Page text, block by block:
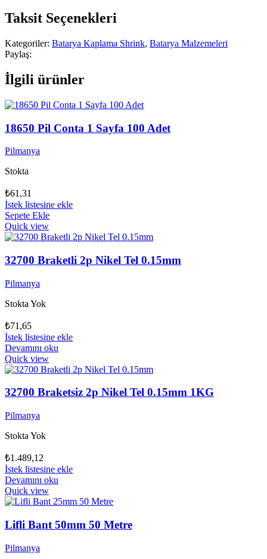
Taksit Seçenekleri
Kategoriler: Batarya Kaplama Shrink, Batarya Malzemeleri
Paylaş:
İlgili ürünler
18650 Pil Conta 1 Sayfa 100 Adet
Pilmanya
Stokta
₺61,31
İstek listesine ekle
Sepete Ekle
Quick view
32700 Braketli 2p Nikel Tel 0.15mm
Pilmanya
Stokta Yok
₺71,65
İstek listesine ekle
Devamını oku
Quick view
32700 Braketsiz 2p Nikel Tel 0.15mm 1KG
Pilmanya
Stokta Yok
₺1.489,12
İstek listesine ekle
Devamını oku
Quick view
Lifli Bant 50mm 50 Metre
Pilmanya